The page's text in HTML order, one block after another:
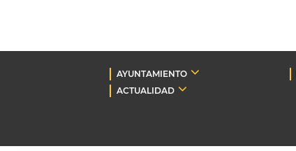
AYUNTAMIENTO
ACTUALIDAD